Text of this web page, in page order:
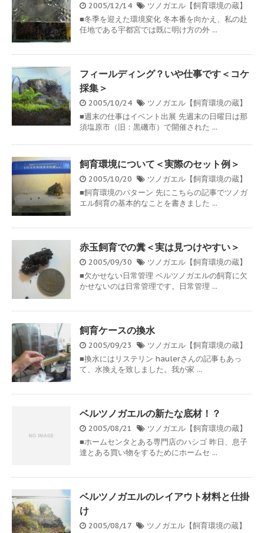
2005/12/14
ツノガエル【飼育環境の蔵】
■冬季を迎えた環境変化 冬本番を向かえ、私の赴
任地である宇都宮では既に明け方の外 ...
フィールディング？いや仕事です＜コケ
採集＞
2005/10/24
ツノガエル【飼育環境の蔵】
■週末の仕事はイベント出展 先週末の日曜日は那
須塩原市（旧：黒磯市）で開催された ...
飼育環境について＜実際のセット例＞
2005/10/20
ツノガエル【飼育環境の蔵】
■飼育環境のパターン 先にこちらの記事でツノガ
エル飼育の基本的なことを書きました ...
赤玉飼育での糞＜実は見つけやすい＞
2005/09/30
ツノガエル【飼育環境の蔵】
■欠かせない日常管理 ベルツノガエルの飼育に欠
かせないのは日常管理です。日常管理 ...
飼育ケースの換水
2005/09/23
ツノガエル【飼育環境の蔵】
■換水にはリステリン haulerさんの記事もあっ
て、水換えを致しました。我が家 ...
ベルツノガエルの新たな底材！？
2005/08/21
ツノガエル【飼育環境の蔵】
■ホームセンタとある専門店のハシゴ 昨日、息子
達とある買い物をするためにホームセ ...
ベルツノガエルのレイアウト材料と仕掛
け
2005/08/17 ツノガエル【飼育環境の蔵】